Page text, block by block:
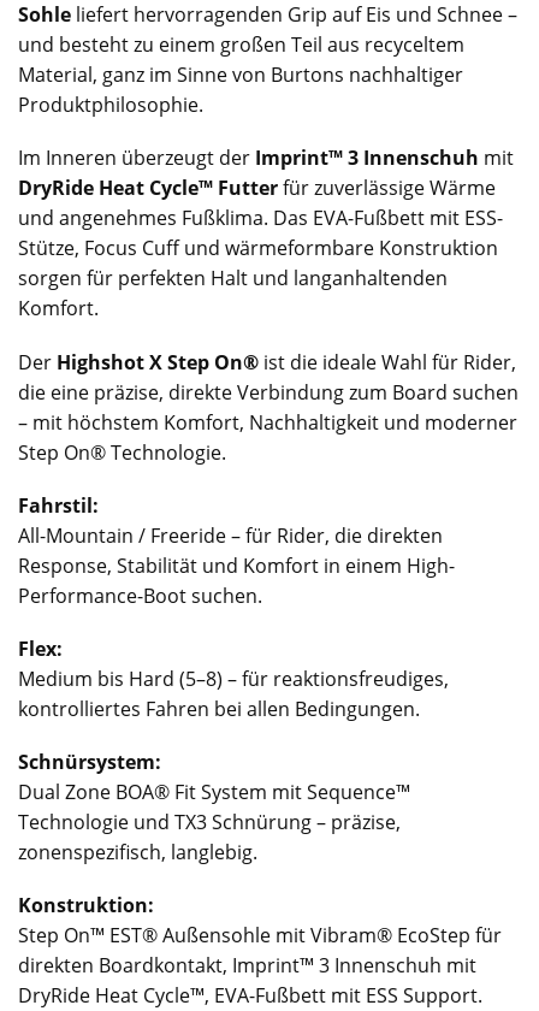
Sohle liefert hervorragenden Grip auf Eis und Schnee –
und besteht zu einem großen Teil aus recyceltem
Material, ganz im Sinne von Burtons nachhaltiger
Produktphilosophie.
Im Inneren überzeugt der Imprint™ 3 Innenschuh mit
DryRide Heat Cycle™ Futterfür zuverlässige Wärme
und angenehmes Fußklima. Das EVA-Fußbett mit ESS-
Stütze, Focus Cuff und wärmeformbare Konstruktion
sorgen für perfekten Halt und langanhaltenden
Komfort.
Der Highshot X Step On® ist die ideale Wahl für Rider,
die eine präzise, direkte Verbindung zum Board suchen
– mit höchstem Komfort, Nachhaltigkeit und moderner
Step On® Technologie.
Fahrstil:
All-Mountain / Freeride – für Rider, die direkten
Response, Stabilität und Komfort in einem High-
Performance-Boot suchen.
Flex:
Medium bis Hard (5–8) – für reaktionsfreudiges,
kontrolliertes Fahren bei allen Bedingungen.
Schnürsystem:
Dual Zone BOA® Fit System mit Sequence™
Technologie und TX3 Schnürung – präzise,
zonenspezifisch, langlebig.
Konstruktion:
Step On™ EST® Außensohle mit Vibram® EcoStep für
direkten Boardkontakt, Imprint™ 3 Innenschuh mit
DryRide Heat Cycle™, EVA-Fußbett mit ESS Support.